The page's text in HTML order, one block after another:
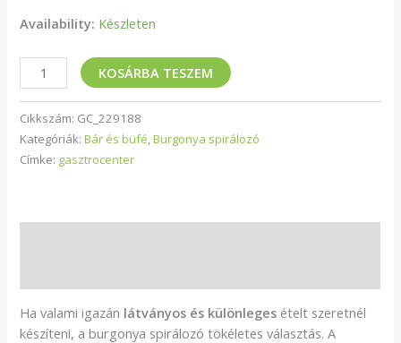
Availability: Készleten
KOSÁRBA TESZEM
Cikkszám: GC_229188
Kategóriák:Bár és büfé,Burgonya spirálozó
Címke: gasztrocenter
Ha valami igazán látványos és különleges ételt szeretnél
készíteni, a burgonya spirálozó tökéletes választás. A